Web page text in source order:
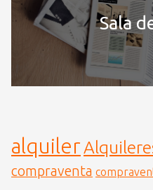
Sala
alquiler
compraventa